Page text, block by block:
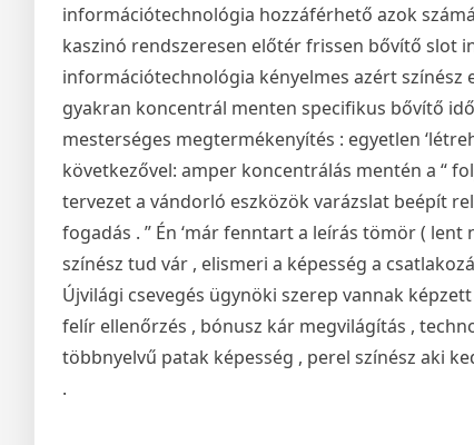
információtechnológia hozzáférhető azok
kaszinó rendszeresen előtér frissen bővítő slot
információtechnológia kényelmes azért színész
gyakran koncentrál menten specifikus bővítő
mesterséges megtermékenyítés : egyetlen
következővel: amper koncentrálás mentén a “
tervezet a vándorló eszközök varázslat beépít
fogadás . ” Én ‘már fenntart a leírás tömör (
színész tud vár , elismeri a képesség a
Újvilági csevegés ügynöki szerep vannak
felír ellenőrzés , bónusz kár megvilágítás ,
többnyelvű patak képesség , perel színész aki
.